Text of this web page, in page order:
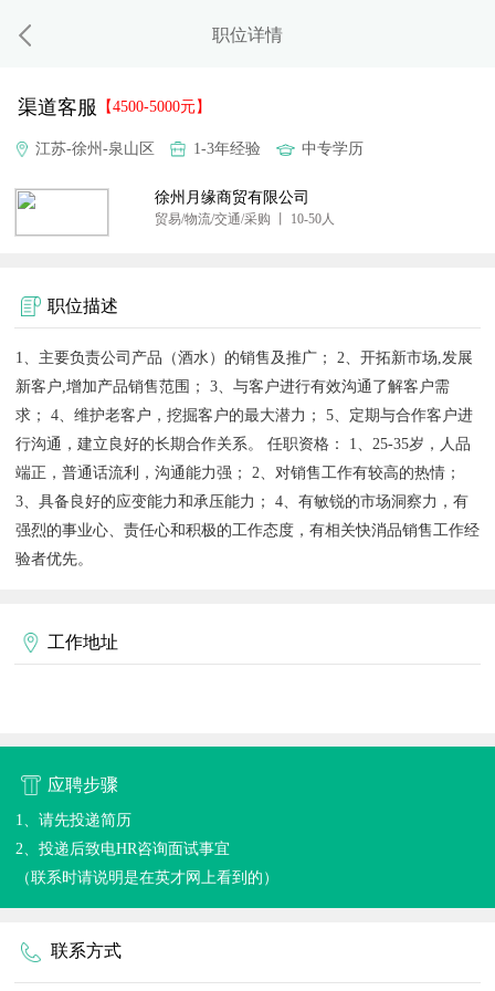
职位详情
渠道客服 【4500-5000元】
江苏-徐州-泉山区 1-3年经验 中专学历
徐州月缘商贸有限公司
贸易/物流/交通/采购 丨 10-50人
职位描述
1、主要负责公司产品（酒水）的销售及推广； 2、开拓新市场,发展
新客户,增加产品销售范围； 3、与客户进行有效沟通了解客户需
求； 4、维护老客户，挖掘客户的最大潜力； 5、定期与合作客户进
行沟通，建立良好的长期合作关系。 任职资格： 1、25-35岁，人品
端正，普通话流利，沟通能力强； 2、对销售工作有较高的热情；
3、具备良好的应变能力和承压能力； 4、有敏锐的市场洞察力，有
强烈的事业心、责任心和积极的工作态度，有相关快消品销售工作经
验者优先。
工作地址
应聘步骤
1、请先投递简历
2、投递后致电HR咨询面试事宜
（联系时请说明是在英才网上看到的）
联系方式